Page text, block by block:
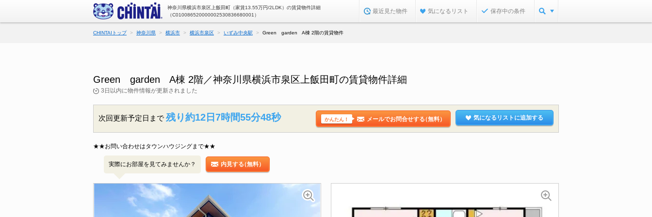
神奈川県横浜市泉区上飯田町（家賃13.55万円/2LDK）の賃貸物件詳細
（C010086520000002530836680001）
最近見た物件 気になるリスト 保存中の条件
CHINTAIトップ 神奈川県 横浜市 横浜市泉区 いずみ中央駅 Green garden A棟 2階の賃貸物件
Green garden A棟 2階／神奈川県横浜市泉区上飯田町の賃貸物件詳細
3日以内に物件情報が更新されました
次回更新予定日まで 残り約12日7時間55分47秒 かんたん！ メールでお問合せする（無料） 気になるリストに追加する
★★お問い合わせはタウンハウジングまで★★
実際にお部屋を見てみませんか？ 内見する（無料）